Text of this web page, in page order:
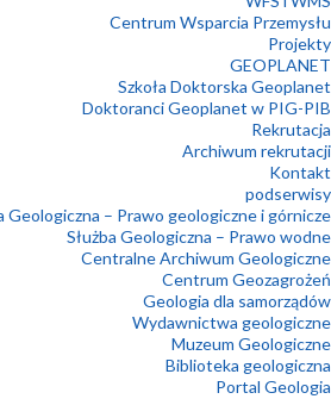
Centrum Wsparcia Przemysłu
Projekty
GEOPLANET
Szkoła Doktorska Geoplanet
Doktoranci Geoplanet w PIG-PIB
Rekrutacja
Archiwum rekrutacji
Kontakt
podserwisy
Geologiczna – Prawo geologiczne i górnicze
Służba Geologiczna – Prawo wodne
Centralne Archiwum Geologiczne
Centrum Geozagrożeń
Geologia dla samorządów
Wydawnictwa geologiczne
Muzeum Geologiczne
Biblioteka geologiczna
Portal Geologia